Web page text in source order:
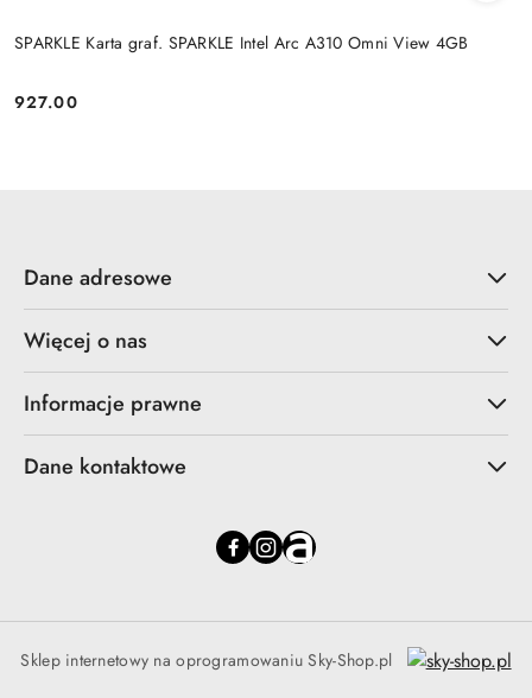
SPARKLE Karta graf. SPARKLE Intel Arc A310 Omni View 4GB
Cena:
927.00
Dane adresowe
Więcej o nas
Informacje prawne
Dane kontaktowe
Sklep internetowy na oprogramowaniu Sky-Shop.pl